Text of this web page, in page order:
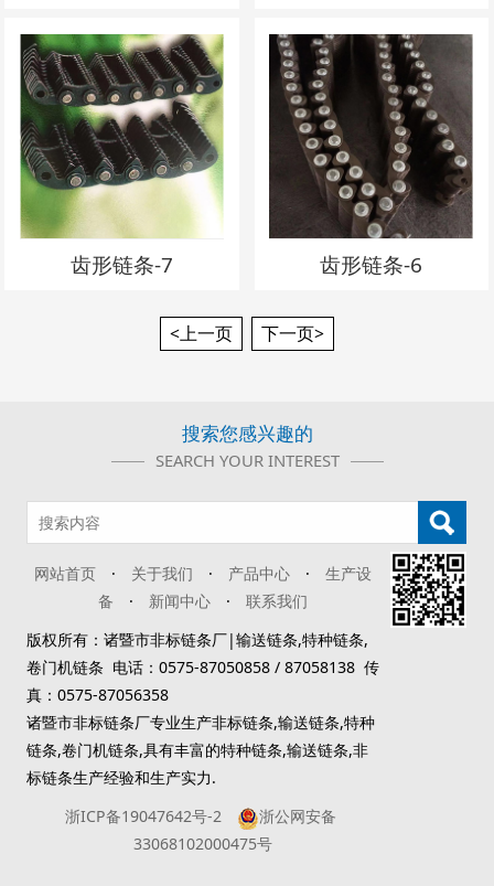
齿形链条-7 齿形链条-6
<上一页 下一页>
搜索您感兴趣的
SEARCH YOUR INTEREST
网站首页 · 关于我们 · 产品中心 ·生产设
备 · 新闻中心 ·联系我们
版权所有：诸暨市非标链条厂|输送链条,特种链条,
卷门机链条 电话：0575-87050858 / 87058138 传
真：0575-87056358
诸暨市非标链条厂专业生产非标链条,输送链条,特种
链条,卷门机链条,具有丰富的特种链条,输送链条,非
标链条生产经验和生产实力.
浙ICP备19047642号-2
浙公网安备
33068102000475号